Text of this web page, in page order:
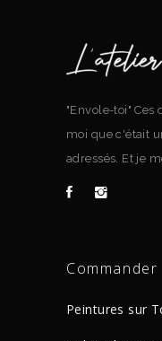
"Envole-toi" Ces
moi que c'était
adressés. Et je
Commander
Peintures sur